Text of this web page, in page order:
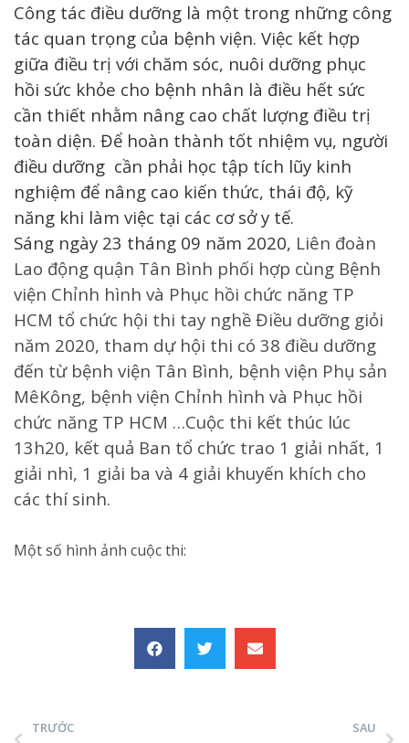
Công tác điều dưỡng là một trong những công
tác quan trọng của bệnh viện. Việc kết hợp
giữa điều trị với chăm sóc, nuôi dưỡng phục
hồi sức khỏe cho bệnh nhân là điều hết sức
cần thiết nhằm nâng cao chất lượng điều trị
toàn diện. Để hoàn thành tốt nhiệm vụ, người
điều dưỡng cần phải học tập tích lũy kinh
nghiệm để nâng cao kiến thức, thái độ, kỹ
năng khi làm việc tại các cơ sở y tế.
Sáng ngày 23 tháng 09 năm 2020, Liên đoàn
Lao động quận Tân Bình phối hợp cùng Bệnh
viện Chỉnh hình và Phục hồi chức năng TP
HCM tổ chức hội thi tay nghề Điều dưỡng giỏi
năm 2020, tham dự hội thi có 38 điều dưỡng
đến từ bệnh viện Tân Bình, bệnh viện Phụ sản
MêKông, bệnh viện Chỉnh hình và Phục hồi
chức năng TP HCM …Cuộc thi kết thúc lúc
13h20, kết quả Ban tổ chức trao 1 giải nhất, 1
giải nhì, 1 giải ba và 4 giải khuyến khích cho
các thí sinh.
Một số hình ảnh cuộc thi:
TRƯỚC SAU